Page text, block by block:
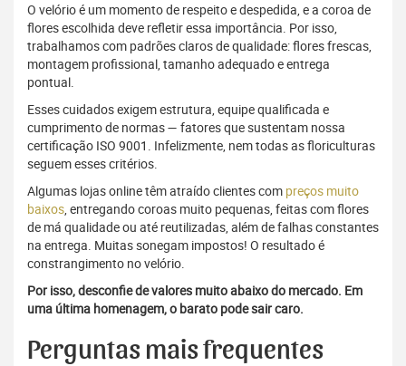
O velório é um momento de respeito e despedida, e a coroa de
flores escolhida deve refletir essa importância. Por isso,
trabalhamos com padrões claros de qualidade: flores frescas,
montagem profissional, tamanho adequado e entrega
pontual.
Esses cuidados exigem estrutura, equipe qualificada e
cumprimento de normas — fatores que sustentam nossa
certificação ISO 9001. Infelizmente, nem todas as floriculturas
seguem esses critérios.
Algumas lojas online têm atraído clientes com preços muito
baixos, entregando coroas muito pequenas, feitas com flores
de má qualidade ou até reutilizadas, além de falhas constantes
na entrega. Muitas sonegam impostos! O resultado é
constrangimento no velório.
Por isso, desconfie de valores muito abaixo do mercado. Em
uma última homenagem, o barato pode sair caro.
Perguntas mais frequentes